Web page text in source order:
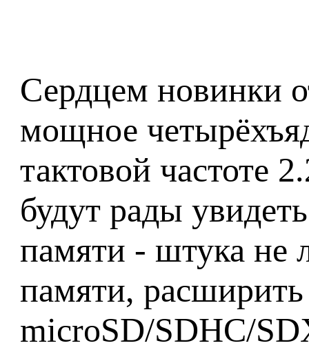
Сердцем новинки
мощное
тактовой частоте
будут рады
памяти - штука не
памяти,
microSD/SDHC/